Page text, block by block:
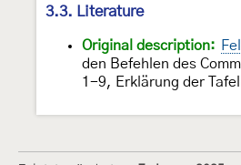
3.3. Literature
Original description:
den Befehlen des
1-9, Erklärung der